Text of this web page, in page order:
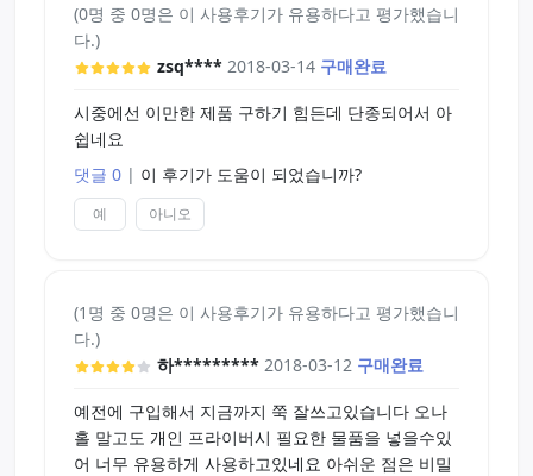
(0명 중 0명은 이 사용후기가 유용하다고 평가했습니
다.)
zsq**** 2018-03-14 구매완료
시중에선 이만한 제품 구하기 힘든데 단종되어서 아
쉽네요
댓글 0 | 이 후기가 도움이 되었습니까?
예 아니오
(1명 중 0명은 이 사용후기가 유용하다고 평가했습니
다.)
하********* 2018-03-12 구매완료
예전에 구입해서 지금까지 쭉 잘쓰고있습니다 오나
홀 말고도 개인 프라이버시 필요한 물품을 넣을수있
어 너무 유용하게 사용하고있네요 아쉬운 점은 비밀